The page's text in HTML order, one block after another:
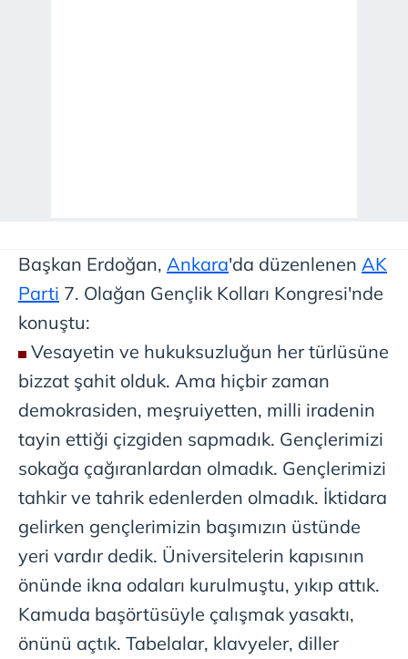
Başkan Erdoğan, Ankara'da düzenlenen AK
Parti 7. Olağan Gençlik Kolları Kongresi'nde
konuştu:
Vesayetin ve hukuksuzluğun her türlüsüne
bizzat şahit olduk. Ama hiçbir zaman
demokrasiden, meşruiyetten, milli iradenin
tayin ettiği çizgiden sapmadık. Gençlerimizi
sokağa çağıranlardan olmadık. Gençlerimizi
tahkir ve tahrik edenlerden olmadık. İktidara
gelirken gençlerimizin başımızın üstünde
yeri vardır dedik. Üniversitelerin kapısının
önünde ikna odaları kurulmuştu, yıkıp attık.
Kamuda başörtüsüyle çalışmak yasaktı,
önünü açtık. Tabelalar, klavyeler, diller